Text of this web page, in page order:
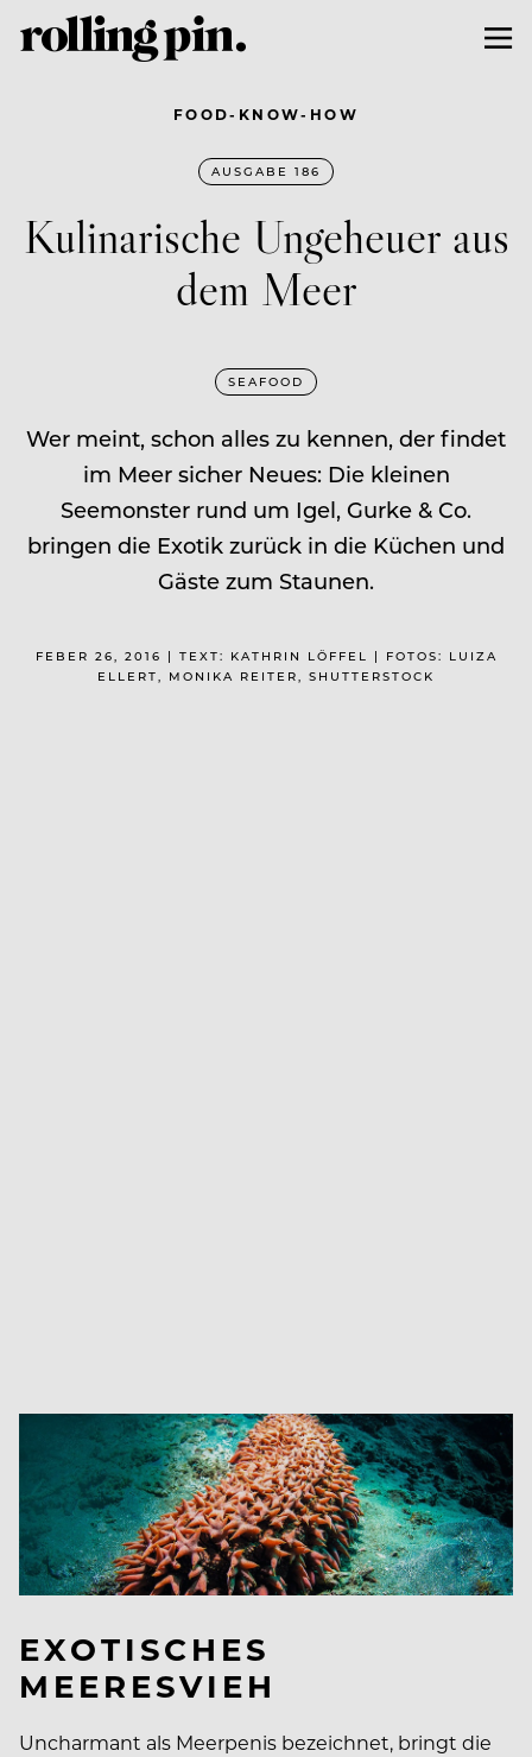
FOOD-KNOW-HOW
AUSGABE 186
Kulinarische Ungeheuer aus
dem Meer
SEAFOOD
Wer meint, schon alles zu kennen, der findet
im Meer sicher Neues: Die kleinen
Seemonster rund um Igel, Gurke & Co.
bringen die Exotik zurück in die Küchen und
Gäste zum Staunen.
FEBER 26, 2016 | TEXT: KATHRIN LÖFFEL | FOTOS: LUIZA
ELLERT, MONIKA REITER, SHUTTERSTOCK
EXOTISCHES
MEERESVIEH
Uncharmant als Meerpenis bezeichnet, bringt die